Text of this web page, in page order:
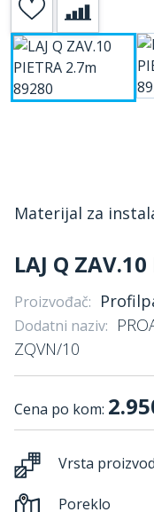
Materijal za
LAJ Q
Proizvođač:
Dodatni naziv:
ZQVN/10
Cena po kom:
Vrsta
Poreklo